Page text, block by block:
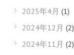
2025年4月 (1)
2024年12月 (2)
2024年11月 (2)